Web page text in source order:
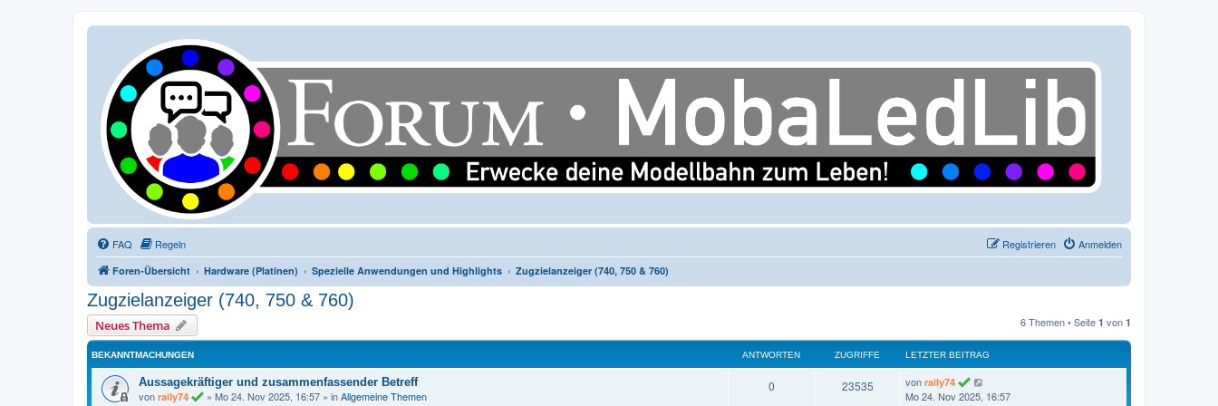
FAQ Regeln Anmelden
Registrieren
Foren-Übersicht Hardware (Platinen) Spezielle Anwendungen und Highlights Zugzielanzeiger (740, 750 & 760)
Zugzielanzeiger (740, 750 & 760)
Neues Thema 6 Themen • Seite 1 von 1
BEKANNTMACHUNGEN ANTWORTEN ZUGRIFFE LETZTER BEITRAG
Aussagekräftiger und zusammenfassender Betreff
von raily74 » Mo 24. Nov 2025, 16:57 » inAllgemeine Themen
0A
23535Z
L
e
von raily74
Mo 24. Nov 2025, 16:57